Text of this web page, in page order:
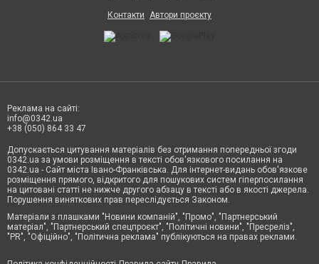
Контакти Автори проєкту
Реклама на сайті:
info@0342.ua
+38 (050) 864 33 47
Допускається цитування матеріалів без отримання попередньої згоди
0342.ua за умови розміщення в тексті обов'язкового посилання на
0342.ua - Сайт міста Івано-Франківська. Для інтернет-видань обов'язкове
розміщення прямого, відкритого для пошукових систем гіперпосилання
на цитовані статті не нижче другого абзацу в тексті або в якості джерела.
Порушення виняткових прав переслідується Законом.
Матеріали з плашками "Новини компаній", "Промо", "Партнерський
матеріал", "Партнерський спецпроєкт", "Політичні новини", "Пресреліз",
"PR", "Офіційно", "Політична реклама" публікуються на правах реклами.